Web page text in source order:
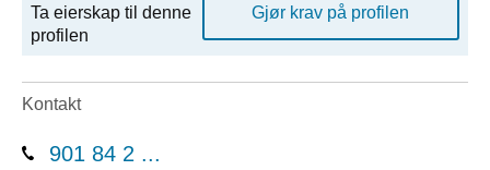
Ta eierskap til denne
profilen
Gjør krav på profilen
Kontakt
901 84 2 ...